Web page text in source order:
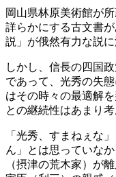
岡山県林原美術館が
詳らかにする古文書
説」が俄然有力な説に
しかし、信長の四国
であって、光秀の失
はその時々の最適解
との継続性はあまり
「光秀、すまねぇな
ん」とは思っていな
（摂津の荒木家）が